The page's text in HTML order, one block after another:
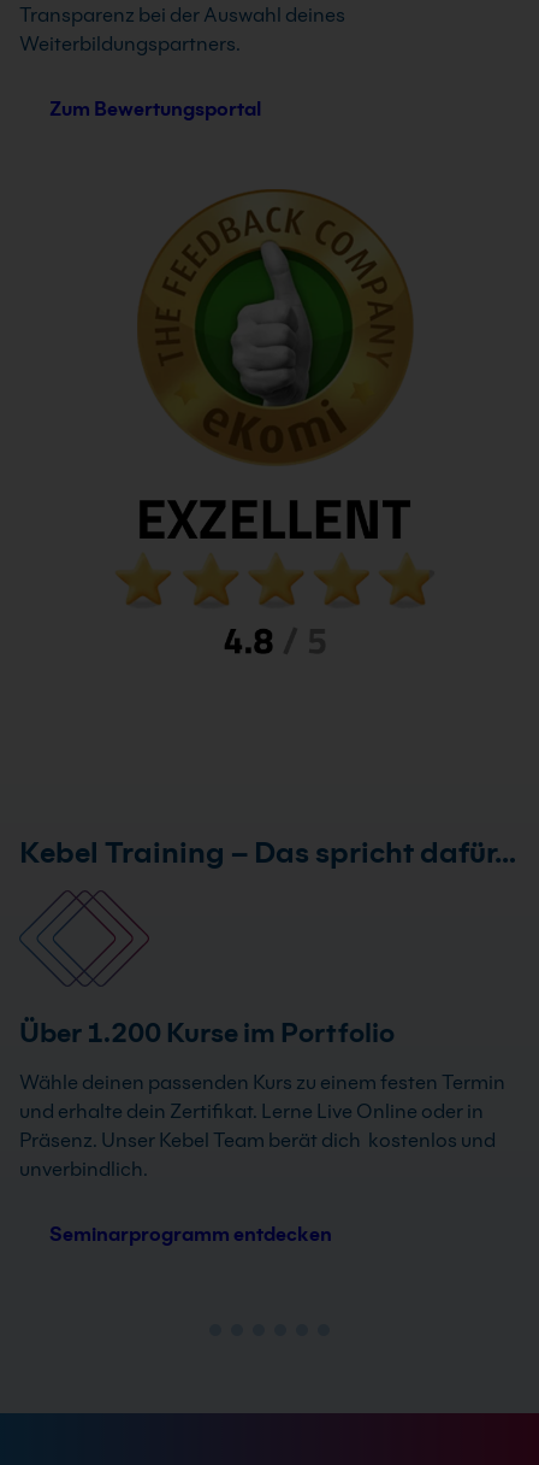
Transparenz bei der Auswahl deines
Weiterbildungspartners.
Zum Bewertungsportal
Kebel Training – Das spricht dafür…
Über 1.200 Kurse im Portfolio
Wähle deinen passenden Kurs zu einem festen Termin
und erhalte dein Zertifikat. Lerne Live Online oder in
Präsenz. Unser Kebel Team berät dich kostenlos und
unverbindlich.
Seminarprogramm entdecken